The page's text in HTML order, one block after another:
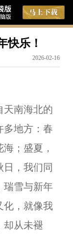
快乐！
2026-02-16
南海北的
多地方：春
；盛夏，
，我们同
瑞雪与新年
化，就像我
却从未褪